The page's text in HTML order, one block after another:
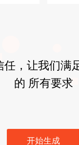
任，让我们满
的 所有要求
开始生成